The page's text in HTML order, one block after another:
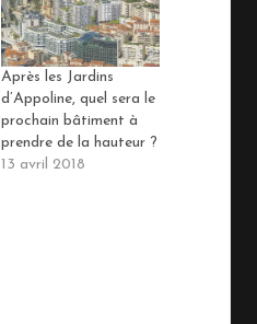
Après les Jardins
d’Appoline, quel sera le
prochain bâtiment à
prendre de la hauteur ?
13 avril 2018